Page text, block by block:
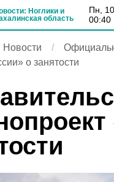
Ноглики и
область
пн,
00:40
Новости
о занятости